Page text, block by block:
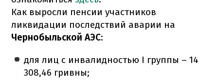
Как выросли пенсии участников
ликвидации последствий аварии на
Чернобыльской АЭС:
для лиц с инвалидностью І группы – 14
308,46 гривны;